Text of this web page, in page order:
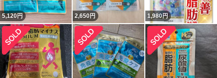
5,120円 2,650円 1,980円